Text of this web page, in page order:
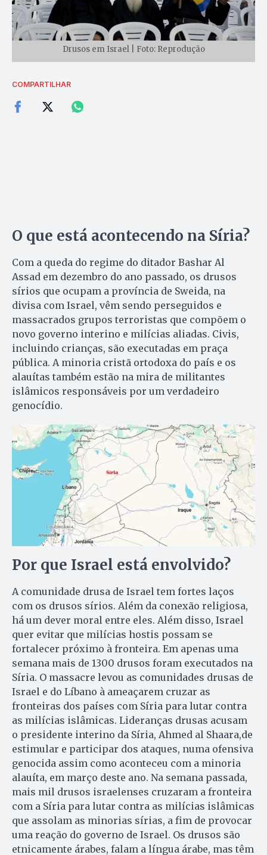
Drusos em Israel | Foto: Reprodução
COMPARTILHAR
O que está acontecendo na Síria?
Com a queda do regime do ditador Bashar Al
Assad em dezembro do ano passado, os drusos
sírios que ocupam a província de Sweida, na
divisa com Israel, vêm sendo perseguidos e
massacrados grupos terroristas que compõem o
novo governo interino e milícias aliadas. Civis,
incluindo crianças, são executadas em praça
pública. A minoria cristã ortodoxa do país e os
alauítas também estão na mira de militantes
islâmicos responsáveis por um verdadeiro
genocídio.
Por que Israel está envolvido?
A comunidade drusa de Israel tem fortes laços
com os drusos sírios. Além da conexão religiosa,
há um dever moral entre eles. Além disso, Israel
quer evitar que milícias hostis possam se
fortalecer próximo à fronteira. Em apenas uma
semana mais de 1300 drusos foram executados na
Síria. O massacre levou as comunidades drusas de
Israel e do Líbano à ameaçarem cruzar as
fronteiras dos países com Síria para lutar contra
as milícias islâmicas. Lideranças drusas acusam
o presidente interino da Síria, Ahmed al Shaara,de
estimular e participar dos ataques, numa ofensiva
genocida assim como aconteceu com a minoria
alauíta, em março deste ano. Na semana passada,
mais mil drusos israelenses cruzaram a fronteira
com a Síria para lutar contra as milícias islâmicas
que assolam as minorias sírias, a fim de provocar
uma reação do governo de Israel. Os drusos são
etnicamente árabes, falam a língua árabe, mas têm